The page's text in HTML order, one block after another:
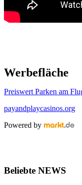
Werbefläche
Preiswert Parken am
payandplaycasinos.org
Powered by
Beliebte NEWS